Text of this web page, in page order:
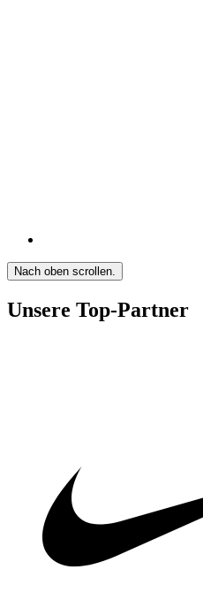
Nach oben scrollen.
Unsere Top-Partner